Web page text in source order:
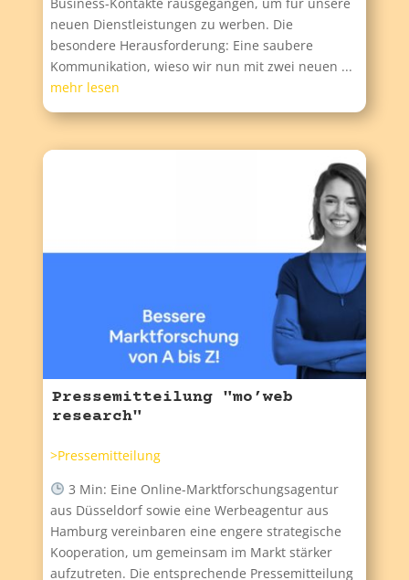
Business-Kontakte rausgegangen, um für unsere
neuen Dienstleistungen zu werben. Die
besondere Herausforderung: Eine saubere
Kommunikation, wieso wir nun mit zwei neuen ...
mehr lesen
Pressemitteilung "mo’web
research"
>Pressemitteilung
3 Min: Eine Online-Marktforschungsagentur
aus Düsseldorf sowie eine Werbeagentur aus
Hamburg vereinbaren eine engere strategische
Kooperation, um gemeinsam im Markt stärker
aufzutreten. Die entsprechende Pressemitteilung